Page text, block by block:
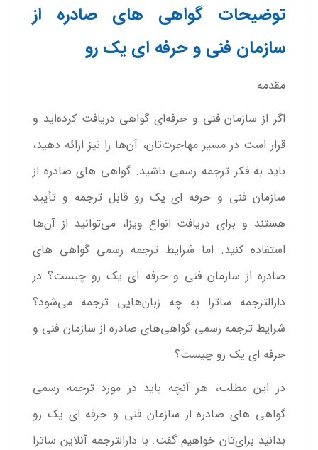
توضیحات گواهی های صادره از
سازمان فنی و حرفه ای یک رو
مقدمه
اگر از سازمان فنی و حرفه‌ای گواهی دریافت کرده‌اید و
قرار است در مسیر مهاجرت‌تان، آن‌ها را نیز ارائه دهید،
باید به فکر ترجمه رسمی باشید. گواهی های صادره از
سازمان فنی و حرفه ای یک رو قابل ترجمه و تأیید
هستند و برای دریافت انواع ویزا، می‌توانید از آن‌ها
استفاده کنید. اما شرایط ترجمه رسمی گواهی های
صادره از سازمان فنی و حرفه ای یک رو چیست؟ در
دارالترجمه ساترا به چه زبان‌هایی ترجمه می‌شود؟
شرایط ترجمه رسمی گواهی‌های صادره از سازمان فنی و
حرفه ای یک رو چیست؟
در این مطلب، هر آنچه باید در مورد ترجمه رسمی
گواهی های صادره از سازمان فنی و حرفه ای یک رو
بدانید برای‌تان خواهیم گفت. با دارالترجمه آنلاین ساترا